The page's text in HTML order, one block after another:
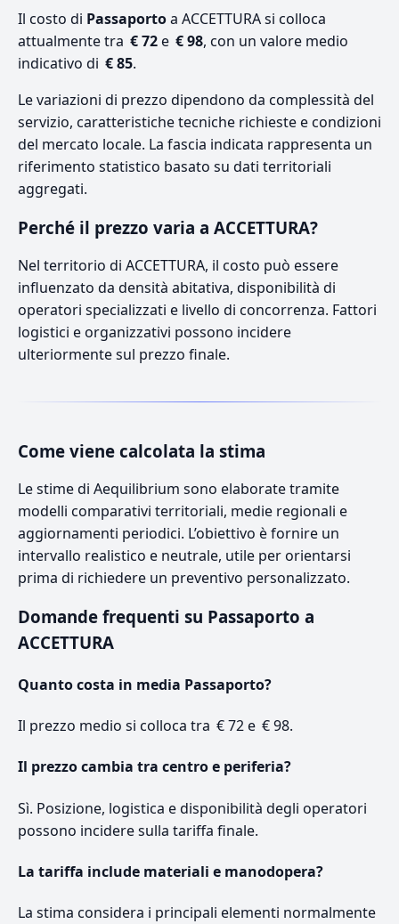
Il costo di Passaportoa ACCETTURA si colloca
attualmente tra € 72e € 98, con un valore medio
indicativo di € 85.
Le variazioni di prezzo dipendono da complessità del
servizio, caratteristiche tecniche richieste e condizioni
del mercato locale. La fascia indicata rappresenta un
riferimento statistico basato su dati territoriali
aggregati.
Perché il prezzo varia a ACCETTURA?
Nel territorio di ACCETTURA, il costo può essere
influenzato da densità abitativa, disponibilità di
operatori specializzati e livello di concorrenza. Fattori
logistici e organizzativi possono incidere
ulteriormente sul prezzo finale.
Come viene calcolata la stima
Le stime di Aequilibrium sono elaborate tramite
modelli comparativi territoriali, medie regionali e
aggiornamenti periodici. L’obiettivo è fornire un
intervallo realistico e neutrale, utile per orientarsi
prima di richiedere un preventivo personalizzato.
Domande frequenti su Passaporto a
ACCETTURA
Quanto costa in media Passaporto?
Il prezzo medio si colloca tra € 72 e € 98.
Il prezzo cambia tra centro e periferia?
Sì. Posizione, logistica e disponibilità degli operatori
possono incidere sulla tariffa finale.
La tariffa include materiali e manodopera?
La stima considera i principali elementi normalmente